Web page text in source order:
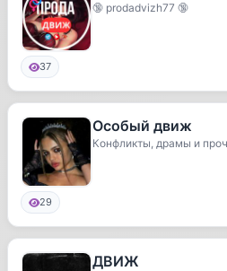
🔞 prodadvizh77 🔞
37
Особый движ
Конфликты, драмы и
29
ДВИЖ